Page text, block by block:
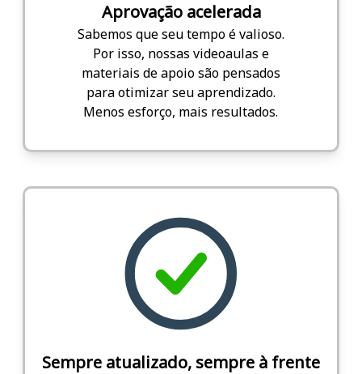
Aprovação acelerada
Sabemos que seu tempo é valioso.
Por isso, nossas videoaulas e
materiais de apoio são pensados
para otimizar seu aprendizado.
Menos esforço, mais resultados.
Sempre atualizado, sempre à frente